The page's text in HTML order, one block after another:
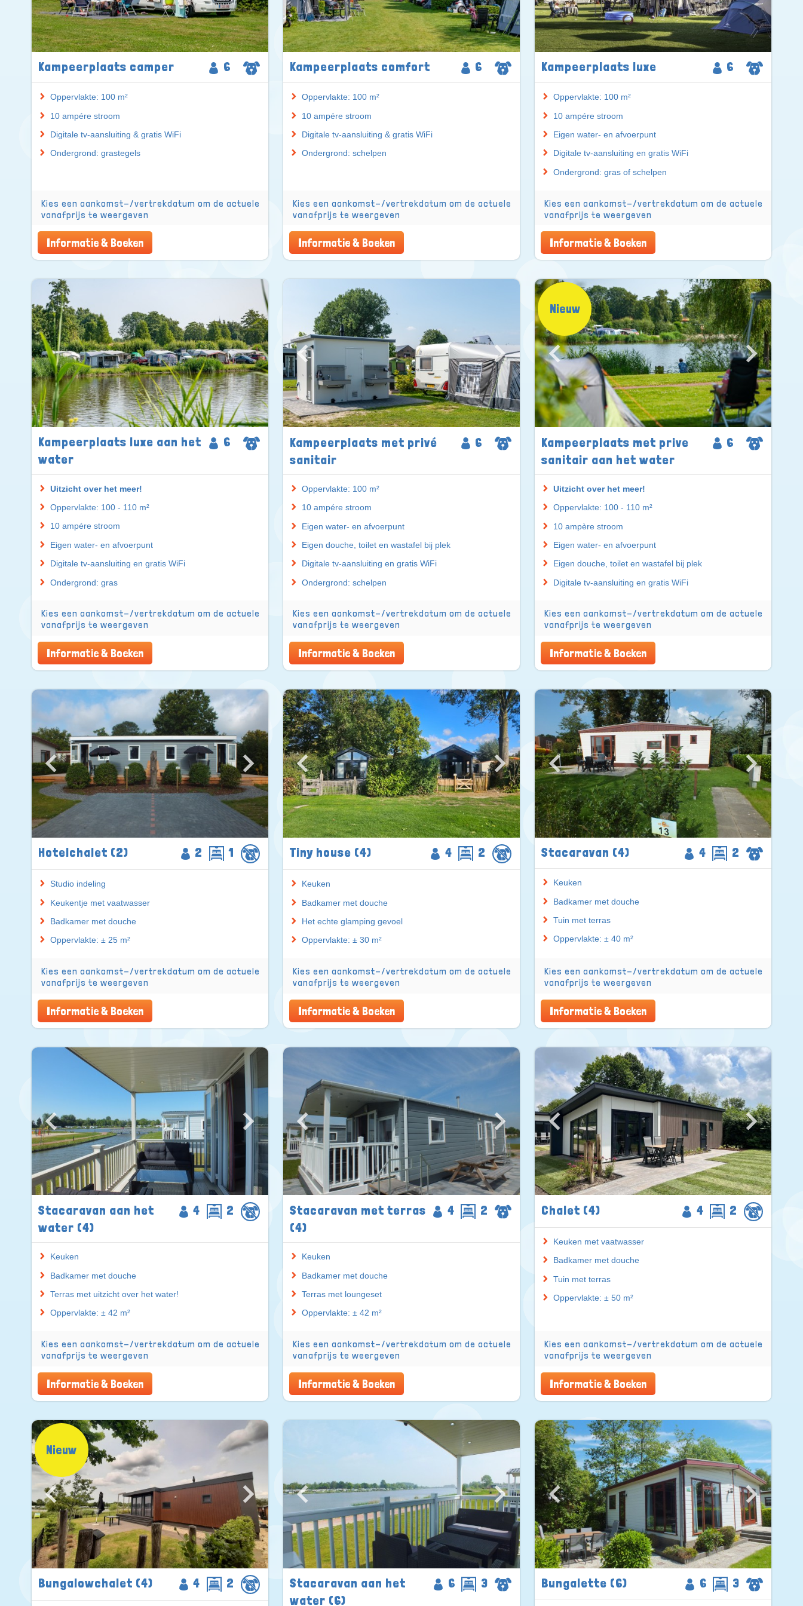
Kampeerplaats camper 6
Oppervlakte: 100 m²
10 ampére stroom
Digitale tv-aansluiting & gratis WiFi
Ondergrond: grastegels
Kies een aankomst-/vertrekdatum om de actuele
vanafprijs te weergeven
Informatie & Boeken
Kampeerplaats comfort 6
Oppervlakte: 100 m²
10 ampére stroom
Digitale tv-aansluiting & gratis WiFi
Ondergrond: schelpen
Kies een aankomst-/vertrekdatum om de actuele
vanafprijs te weergeven
Informatie & Boeken
Kampeerplaats luxe 6
Oppervlakte: 100 m²
10 ampére stroom
Eigen water- en afvoerpunt
Digitale tv-aansluiting en gratis WiFi
Ondergrond: gras of schelpen
Kies een aankomst-/vertrekdatum om de actuele
vanafprijs te weergeven
Informatie & Boeken
Kampeerplaats luxe aan het
water
6
Uitzicht over het meer!
Oppervlakte: 100 - 110 m²
10 ampére stroom
Eigen water- en afvoerpunt
Digitale tv-aansluiting en gratis WiFi
Ondergrond: gras
Kies een aankomst-/vertrekdatum om de actuele
vanafprijs te weergeven
Informatie & Boeken
Kampeerplaats met privé
sanitair
6
Oppervlakte: 100 m²
10 ampére stroom
Eigen water- en afvoerpunt
Eigen douche, toilet en wastafel bij plek
Digitale tv-aansluiting en gratis WiFi
Ondergrond: schelpen
Kies een aankomst-/vertrekdatum om de actuele
vanafprijs te weergeven
Informatie & Boeken
Nieuw
Kampeerplaats met prive
sanitair aan het water
6
Uitzicht over het meer!
Oppervlakte: 100 - 110 m²
10 ampère stroom
Eigen water- en afvoerpunt
Eigen douche, toilet en wastafel bij plek
Digitale tv-aansluiting en gratis WiFi
Kies een aankomst-/vertrekdatum om de actuele
vanafprijs te weergeven
Informatie & Boeken
Hotelchalet (2) 2 1
Studio indeling
Keukentje met vaatwasser
Badkamer met douche
Oppervlakte: ± 25 m²
Kies een aankomst-/vertrekdatum om de actuele
vanafprijs te weergeven
Informatie & Boeken
Tiny house (4) 4 2
Keuken
Badkamer met douche
Het echte glamping gevoel
Oppervlakte: ± 30 m²
Kies een aankomst-/vertrekdatum om de actuele
vanafprijs te weergeven
Informatie & Boeken
Stacaravan (4) 4 2
Keuken
Badkamer met douche
Tuin met terras
Oppervlakte: ± 40 m²
Kies een aankomst-/vertrekdatum om de actuele
vanafprijs te weergeven
Informatie & Boeken
Stacaravan aan het
water (4)
4 2
Keuken
Badkamer met douche
Terras met uitzicht over het water!
Oppervlakte: ± 42 m²
Kies een aankomst-/vertrekdatum om de actuele
vanafprijs te weergeven
Informatie & Boeken
Stacaravan met terras
(4)
4 2
Keuken
Badkamer met douche
Terras met loungeset
Oppervlakte: ± 42 m²
Kies een aankomst-/vertrekdatum om de actuele
vanafprijs te weergeven
Informatie & Boeken
Chalet (4) 4 2
Keuken met vaatwasser
Badkamer met douche
Tuin met terras
Oppervlakte: ± 50 m²
Kies een aankomst-/vertrekdatum om de actuele
vanafprijs te weergeven
Informatie & Boeken
Nieuw
Bungalowchalet (4) 4 2
Stacaravan aan het
water (6)
6 3 Bungalette (6) 6 3